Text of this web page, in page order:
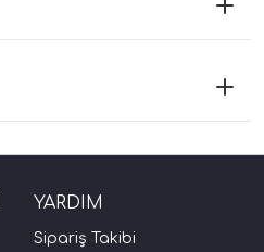
YARDIM
Sipariş Takibi